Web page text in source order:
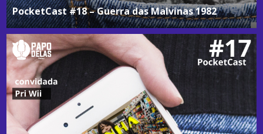
PocketCast #18 – Guerra das Malvinas 1982